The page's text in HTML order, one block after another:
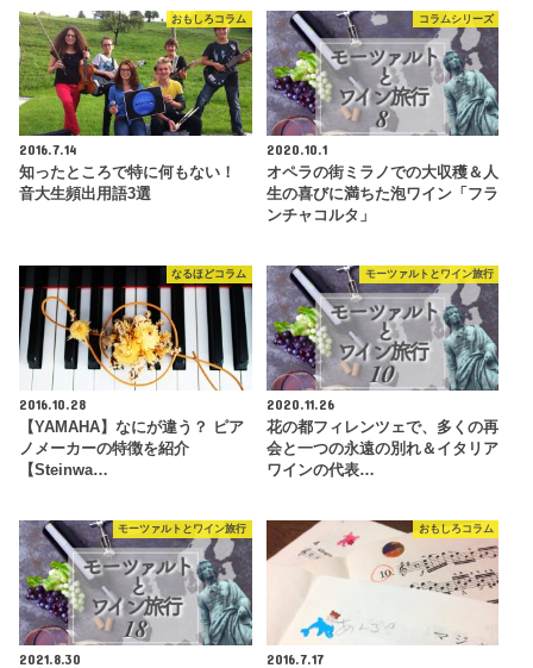
おもしろコラム
2016.7.14
知ったところで特に何もない！
音大生頻出用語3選
コラムシリーズ
2020.10.1
オペラの街ミラノでの大収穫＆人
生の喜びに満ちた泡ワイン「フラ
ンチャコルタ」
なるほどコラム
2016.10.28
【YAMAHA】なにが違う？ ピア
ノメーカーの特徴を紹介
【Steinwa…
モーツァルトとワイン旅行
2020.11.26
花の都フィレンツェで、多くの再
会と一つの永遠の別れ＆イタリア
ワインの代表…
モーツァルトとワイン旅行
2021.8.30
おもしろコラム
2016.7.17